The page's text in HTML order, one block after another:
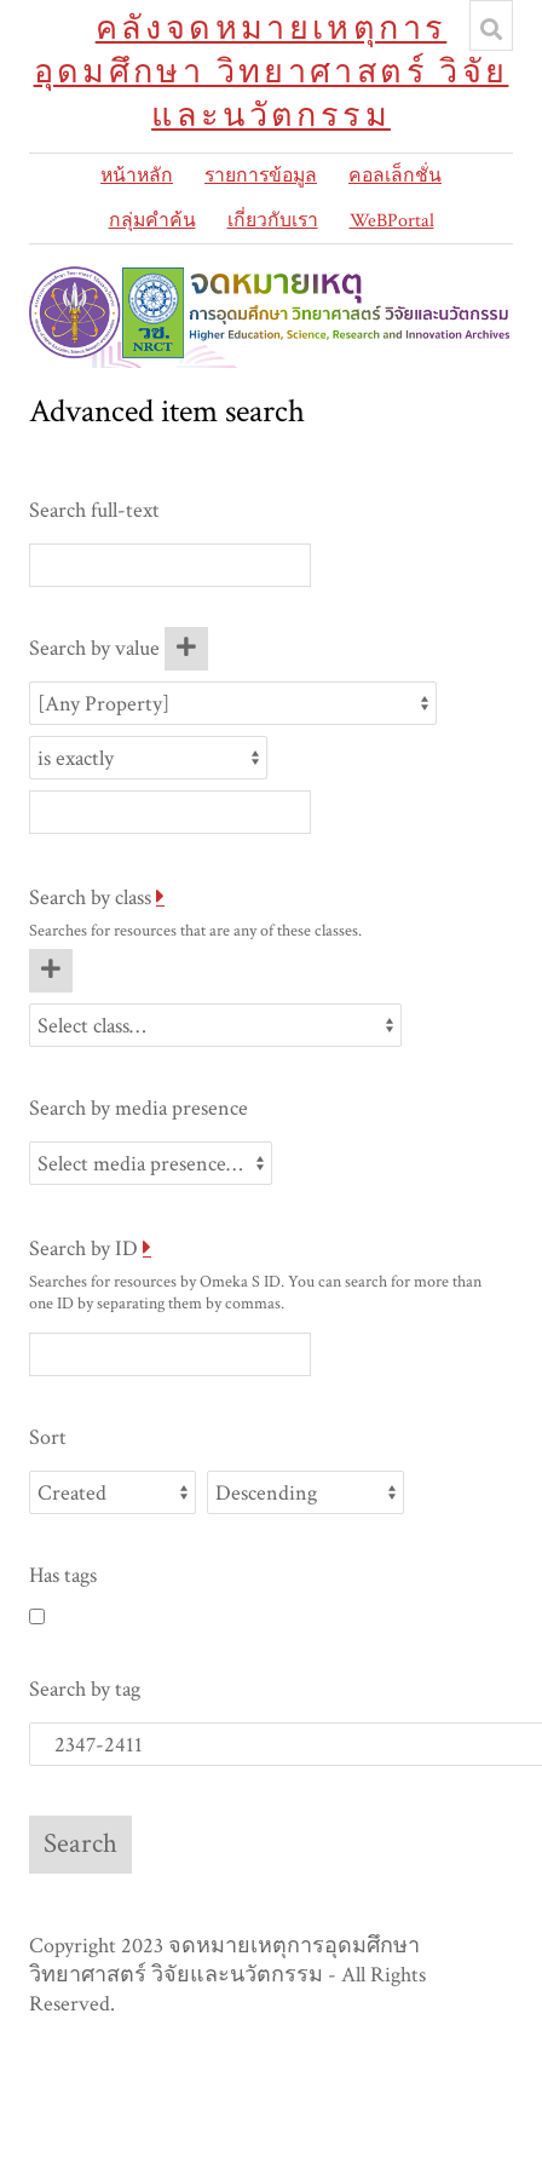
คลังจดหมายเหตุการ
อุดมศึกษา วิทยาศาสตร์ วิจัย
และนวัตกรรม
หน้าหลัก รายการข้อมูล
คอลเล็กชั่น
กลุ่มคำค้น
เกี่ยวกับเรา WeBPortal
Advanced item search
Search full-text
Search by value
Search by class
Searches for resources that are any of these classes.
Search by media presence
Search by ID
Searches for resources by Omeka S ID. You can search for more than
one ID by separating them by commas.
Sort
Has tags
Search by tag
Copyright 2023 จดหมายเหตุการอุดมศึกษา
วิทยาศาสตร์ วิจัยและนวัตกรรม - All Rights
Reserved.